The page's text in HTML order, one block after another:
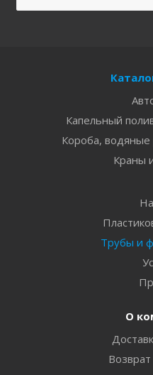
Капельный
Короба, водяные
Краны
Трубы и
О